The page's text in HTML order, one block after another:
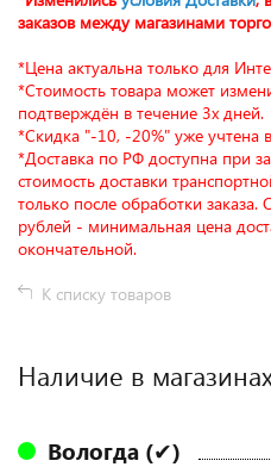
заказов между магазинами
*Цена актуальна только для
*Стоимость товара может
подтверждён в течение 3х дней.
*Скидка "-10, -20%" уже учтена
*Доставка по РФ доступна при
стоимость доставки
только после обработки
рублей - минимальная цена
окончательной.
К списку товаров
Наличие в
Вологда (✔)